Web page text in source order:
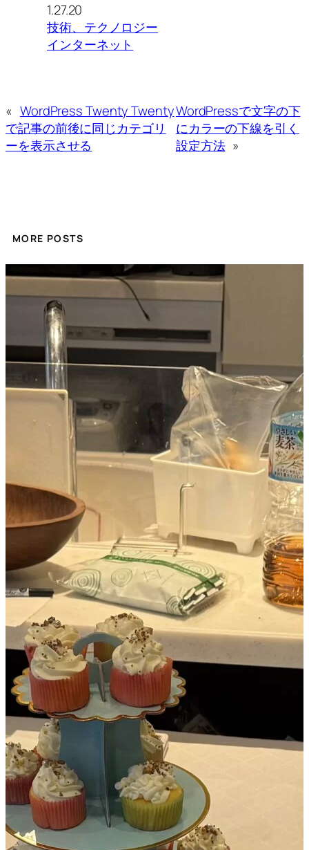
1.27.20
技術、テクノロジー
インターネット
« WordPress Twenty Twenty
で記事の前後に同じカテゴリ
ーを表示させる
WordPressで文字の下
にカラーの下線を引く
設定方法 »
MORE POSTS